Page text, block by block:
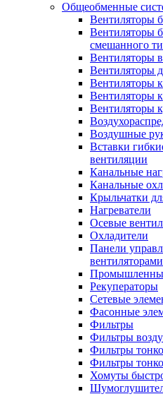
Общеобменные
Вентиляторы
Вентиляторы
смешанного
Вентиляторы
Вентиляторы
Вентиляторы
Вентиляторы
Вентиляторы
Воздушные
Вставки
вентиляции
Канальные
Канальные
Крыльчатки
Нагреватели
Осевые
Охладители
Панели
вентиляторами
Рекуператоры
Сетевые
Фасонные
Фильтры
Фильтры
Фильтры
Фильтры
Хомуты